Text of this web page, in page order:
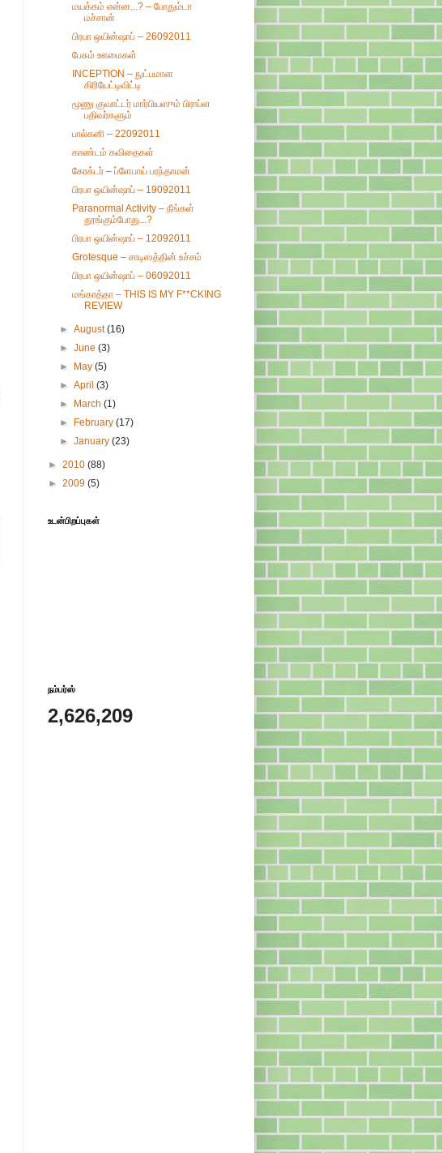
மயக்கம் என்ன...? – போதும்டா
மச்சான்
பிரபா ஒயின்ஷாப் – 26092011
பேசும் ஊமைகள்
INCEPTION – நுட்பமான
கிரியேட்டிவிட்டி
மூணு குவாட்டர் மார்பியஸும் பிராப்ள
பதிவர்களும்
பால்கனி – 22092011
காண்டம் கவிதைகள்
கேரக்டர் – ப்ளேபாய் பரந்தாமன்
பிரபா ஒயின்ஷாப் – 19092011
Paranormal Activity – நீங்கள்
தூங்கும்போது...?
பிரபா ஒயின்ஷாப் – 12092011
Grotesque – சாடிஸத்தின் உச்சம்
பிரபா ஒயின்ஷாப் – 06092011
மங்காத்தா – THIS IS MY F**CKING
REVIEW
►August(16)
►June(3)
►
May(5)
►April(3)
►
March(1)
►
February(17)
►January(23)
► 2010 (88)
► 2009 (5)
உடன்பிறப்புகள்
நம்பர்ஸ்
2,626,209